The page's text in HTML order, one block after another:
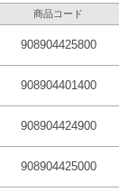
商品コード
908904425800
908904401400
908904424900
908904425000